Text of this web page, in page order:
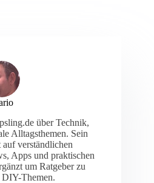
über Technik,
Alltagsthemen. Sein
verständlichen
Apps und praktischen
um Ratgeber zu
Themen.